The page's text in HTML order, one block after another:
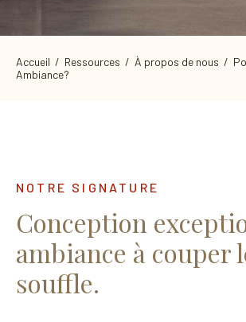
Accueil / Ressources / À propos de nous /
Ambiance?
NOTRE SIGNATURE
Conception
ambiance à couper
souffle.